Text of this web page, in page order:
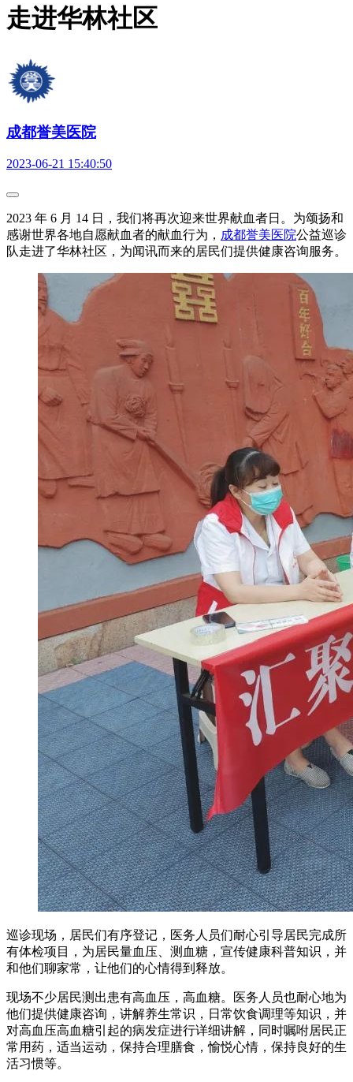
走进华林社区
成都誉美医院
2023-06-21 15:40:50
2023 年 6 月 14 日，我们将再次迎来世界献血者日。为颂扬和
感谢世界各地自愿献血者的献血行为， 成都誉美医院公益巡诊
队走进了华林社区，为闻讯而来的居民们提供健康咨询服务。
巡诊现场，居民们有序登记，医务人员们耐心引导居民完成所
有体检项目，为居民量血压、测血糖，宣传健康科普知识，并
和他们聊家常，让他们的心情得到释放。
现场不少居民测出患有高血压，高血糖。医务人员也耐心地为
他们提供健康咨询，讲解养生常识，日常饮食调理等知识，并
对高血压高血糖引起的病发症进行详细讲解，同时嘱咐居民正
常用药，适当运动，保持合理膳食，愉悦心情，保持良好的生
活习惯等。